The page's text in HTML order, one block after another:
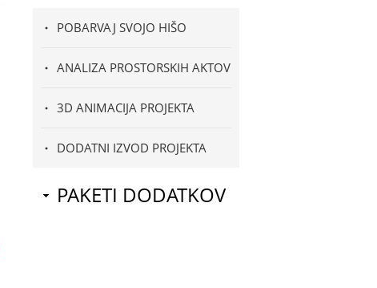
POBARVAJ SVOJO HIŠO
ANALIZA PROSTORSKIH AKTOV
3D ANIMACIJA PROJEKTA
DODATNI IZVOD PROJEKTA
PAKETI DODATKOV